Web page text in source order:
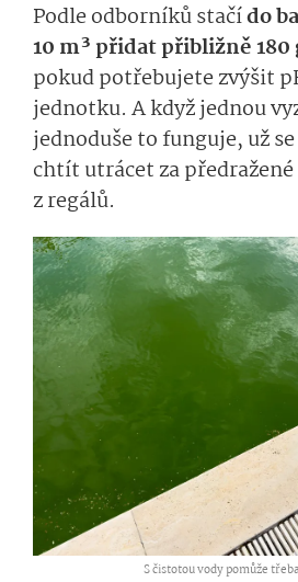
Podle odborníků stačído
10 m³ přidat přibližně 180
pokud potřebujete zvýšit
jednotku. A když jednou
jednoduše to funguje, už
chtít utrácet za
z regálů.
S čistotou vody pomůže